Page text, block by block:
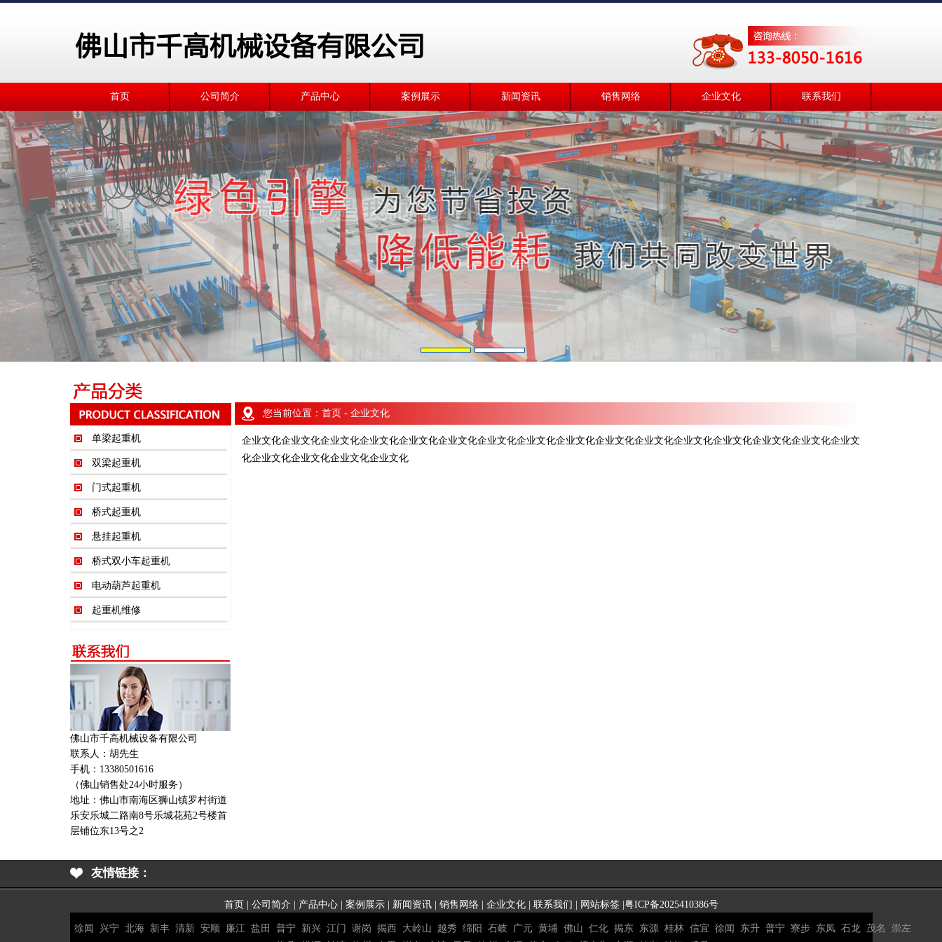
首页 公司简介 产品中心 案例展示 新闻资讯 销售网络 企业文化 联系我们
单梁起重机
双梁起重机
门式起重机
桥式起重机
悬挂起重机
桥式双小车起重机
电动葫芦起重机
起重机维修
佛山市千高机械设备有限公司
联系人：胡先生
手机：13380501616
（佛山销售处24小时服务）
地址： 佛山市南海区狮山镇罗村街道
乐安乐城二路南8号乐城花苑2号楼首
层铺位东13号之2
您当前位置： 首页 - 企业文化
企业文化企业文化企业文化企业文化企业文化企业文化企业文化企业文化企业文化企业文化企业文化企业文化企业文化企业文化企业文化企业文
化企业文化企业文化企业文化企业文化
友情链接：
首页 公司简介 产品中心| 案例展示| 新闻资讯| 销售网络| 企业文化| 联系我们 网站标签| 粤ICP备2025410386号
徐闻 兴宁 北海 新丰 清新 安顺 廉江 盐田 普宁 新兴 江门 谢岗 揭西 大岭山 越秀 绵阳 石岐 广元 黄埔 佛山 仁化 揭东 东源 桂林 信宜 徐闻 东升 普宁 寮步 东凤 石龙 茂名
崇左